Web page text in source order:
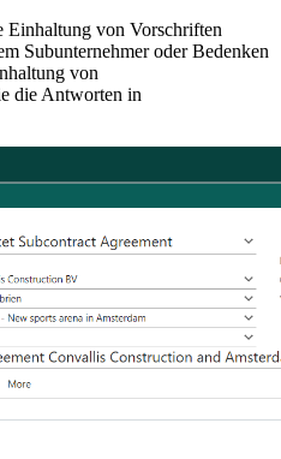
Einhaltung von Vorschriften
Subunternehmer oder Bedenken
von
die Antworten in